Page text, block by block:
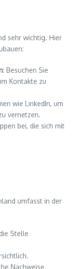
sehr wichtig. Hier
: Besuchen Sie
Kontakte zu
wie LinkedIn, um
vernetzen.
bei, die sich mit
umfasst in der
Stelle
Nachweise.